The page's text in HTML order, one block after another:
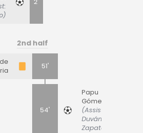
2nd half
51'
54'
Papu
Gómez
(Assist:
Duván
Zapata)